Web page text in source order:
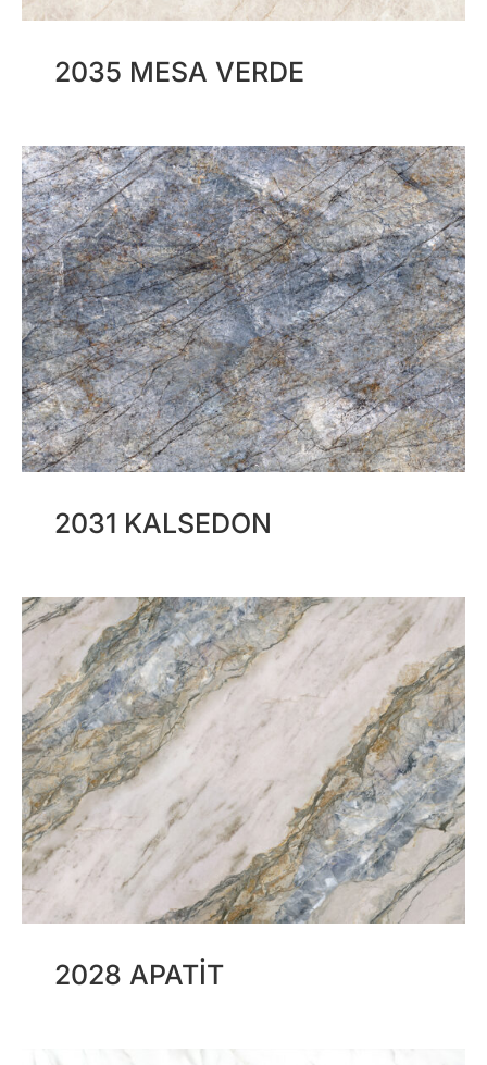
2035 MESA VERDE
2031 KALSEDON
2028 APATIT